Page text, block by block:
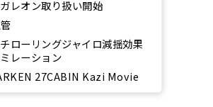
レオン取り扱い開始
ローリングジャイロ減揺効果
レーション
27CABIN Kazi Movie